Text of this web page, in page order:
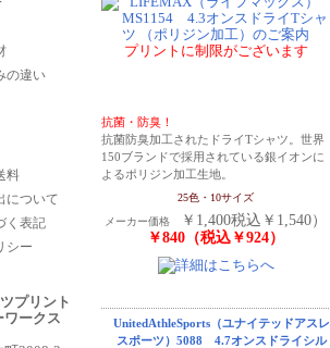
の違い
料
について
く表記
シー
プリント
ワークス
プリントに制限がございます
抗菌・防臭！
抗菌防臭加工されたドライTシャツ。世界
150ブランドで採用されている銀イオンに
よるポリジン加工生地。
25色・10サイズ
メーカー価格
￥1,400税込￥1,540）
￥840（税込￥924）
UnitedAthleSports（ユナイテッドアスレ
スポーツ）5088 4.7オンスドライシル